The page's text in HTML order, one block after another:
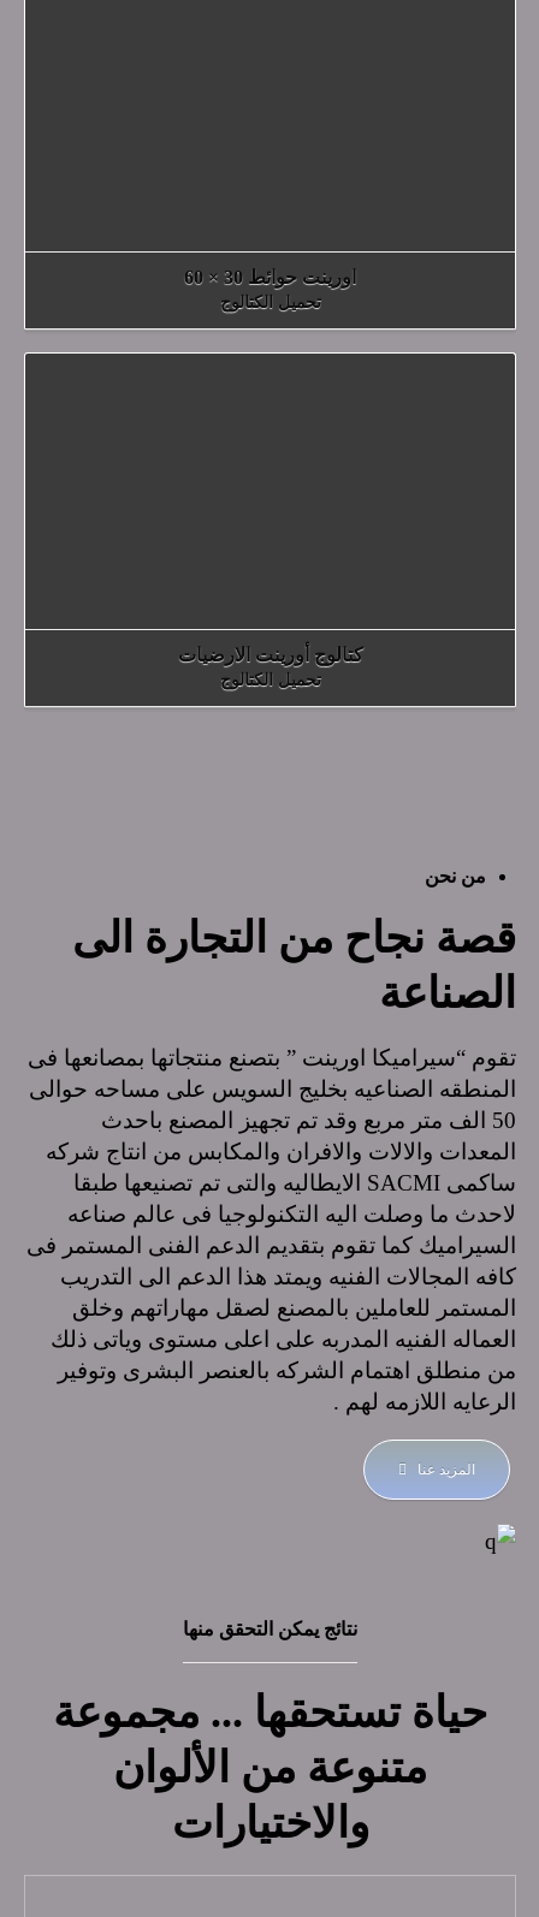
اورينت حوائط 30 × 60
تحميل الكتالوج
Download Catalogue
كتالوج أورينت الارضيات
تحميل الكتالوج
من نحن
قصة نجاح من التجارة الى
الصناعة
تقوم “سيراميكا اورينت ” بتصنع منتجاتها بمصانعها فى
المنطقه الصناعيه بخليج السويس على مساحه حوالى
50 الف متر مربع وقد تم تجهيز المصنع باحدث
المعدات والالات والافران والمكابس من انتاج شركه
ساكمى SACMI الايطاليه والتى تم تصنيعها طبقا
لاحدث ما وصلت اليه التكنولوجيا فى عالم صناعه
السيراميك كما تقوم بتقديم الدعم الفنى المستمر فى
كافه المجالات الفنيه ويمتد هذا الدعم الى التدريب
المستمر للعاملين بالمصنع لصقل مهاراتهم وخلق
العماله الفنيه المدربه على اعلى مستوى وياتى ذلك
من منطلق اهتمام الشركه بالعنصر البشرى وتوفير
الرعايه اللازمه لهم .
المزيد عنا
نتائج يمكن التحقق منها
حياة تستحقها ... مجموعة
متنوعة من الألوان
والاختيارات